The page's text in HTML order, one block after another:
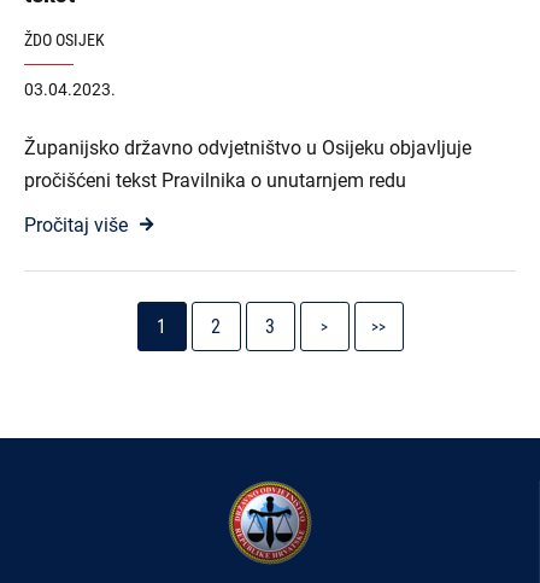
ŽDO OSIJEK
03.04.2023.
Županijsko državno odvjetništvo u Osijeku objavljuje
pročišćeni tekst Pravilnika o unutarnjem redu
Pročitaj više
Current
page
1 Stranica
2 Stranica
3
page
>
page
>>